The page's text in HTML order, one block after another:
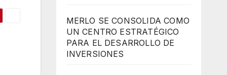
MERLO SE CONSOLIDA COMO
UN CENTRO ESTRATÉGICO
PARA EL DESARROLLO DE
INVERSIONES